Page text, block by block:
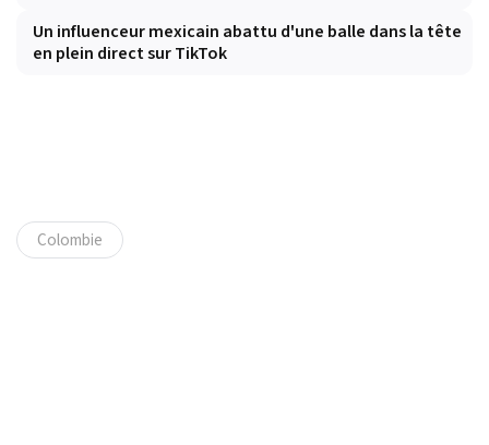
Un influenceur mexicain abattu d'une balle dans la tête
en plein direct sur TikTok
Colombie